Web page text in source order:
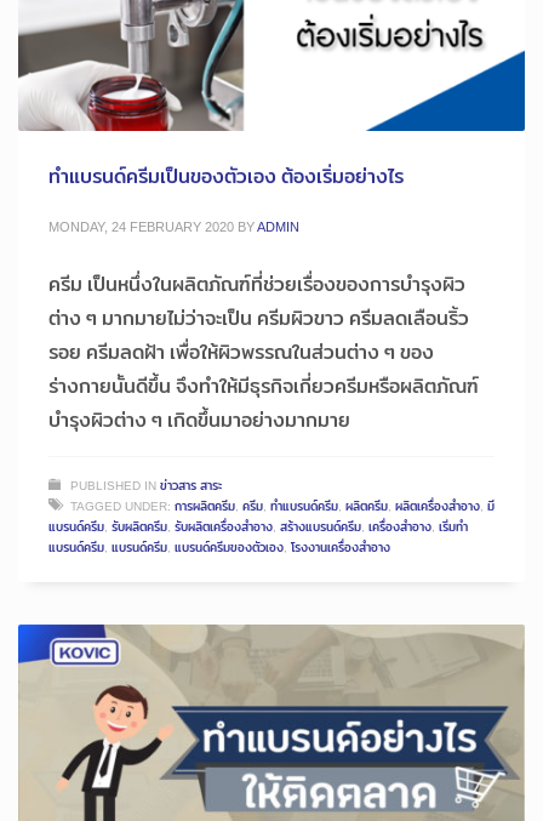
ทำแบรนด์ครีมเป็นของตัวเอง ต้องเริ่มอย่างไร
MONDAY, 24 FEBRUARY 2020 BYADMIN
ครีม เป็นหนึ่งในผลิตภัณฑ์ที่ช่วยเรื่องของการบำรุงผิว
ต่าง ๆ มากมายไม่ว่าจะเป็น ครีมผิวขาว ครีมลดเลือนริ้ว
รอย ครีมลดฝ้า เพื่อให้ผิวพรรณในส่วนต่าง ๆ ของ
ร่างกายนั้นดีขึ้น จึงทำให้มีธุรกิจเกี่ยวครีมหรือผลิตภัณฑ์
บำรุงผิวต่าง ๆ เกิดขึ้นมาอย่างมากมาย
PUBLISHED INข่าวสาร สาระ
TAGGED UNDER: การผลิตครีม, ครีม, ทำแบรนด์ครีม, ผลิตครีม, ผลิตเครื่องสำอาง, มี
แบรนด์ครีม, รับผลิตครีม, รับผลิตเครื่องสำอาง, สร้างแบรนด์ครีม, เครื่องสำอาง, เริ่มทำ
แบรนด์ครีม, แบรนด์ครีม, แบรนด์ครีมของตัวเอง, โรงงานเครื่องสำอาง